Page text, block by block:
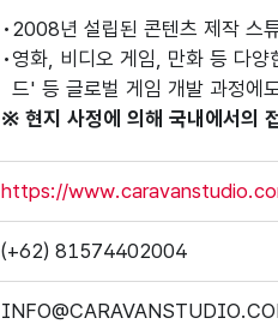
2008년 설립된 콘텐츠 제작 스
영화, 비디오 게임, 만화 등 다
드' 등 글로벌 게임 개발 과정에
※ 현지 사정에 의해 국내에서의
https://
(+62) 81574402004